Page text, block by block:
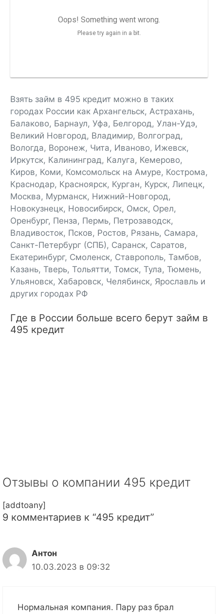
Взять займ в 495 кредит можно в таких
городах России как Архангельск, Астрахань,
Балаково, Барнаул, Уфа, Белгород, Улан-Удэ,
Великий Новгород, Владимир, Волгоград,
Вологда, Воронеж, Чита, Иваново, Ижевск,
Иркутск, Калининград, Калуга, Кемерово,
Киров, Коми, Комсомольск на Амуре, Кострома,
Краснодар, Красноярск, Курган, Курск, Липецк,
Москва, Мурманск, Нижний-Новгород,
Новокузнецк, Новосибирск, Омск, Орел,
Оренбург, Пенза, Пермь, Петрозаводск,
Владивосток, Псков, Ростов, Рязань, Самара,
Санкт-Петербург (СПБ), Саранск, Саратов,
Екатеринбург, Смоленск, Ставрополь, Тамбов,
Казань, Тверь, Тольятти, Томск, Тула, Тюмень,
Ульяновск, Хабаровск, Челябинск, Ярославль и
других городах РФ
Где в России больше всего берут займ в
495 кредит
Отзывы о компании 495 кредит
[addtoany]
9 комментариев к “495 кредит”
Антон
10.03.2023 в 09:32
Нормальная компания. Пару раз брал